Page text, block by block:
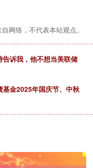
网络，不代表本站观点。
诉我，他不想当美联储
金2025年国庆节、中秋